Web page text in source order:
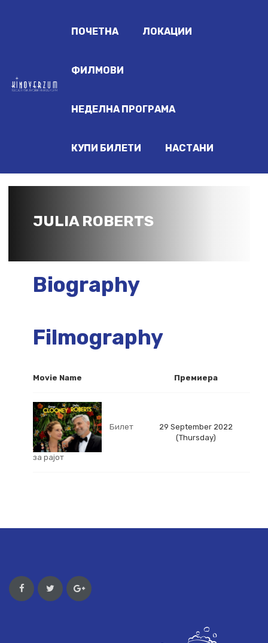
ПОЧЕТНА ЛОКАЦИИ
ФИЛМОВИ
НЕДЕЛНА ПРОГРАМА
КУПИ БИЛЕТИ НАСТАНИ
JULIA ROBERTS
Biography
Filmography
Movie Name Премиера
Билет
за рајот
29 September 2022
(Thursday)